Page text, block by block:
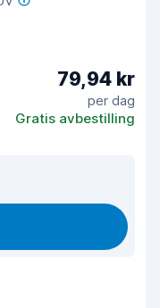
79,94 kr
per dag
Gratis avbestilling